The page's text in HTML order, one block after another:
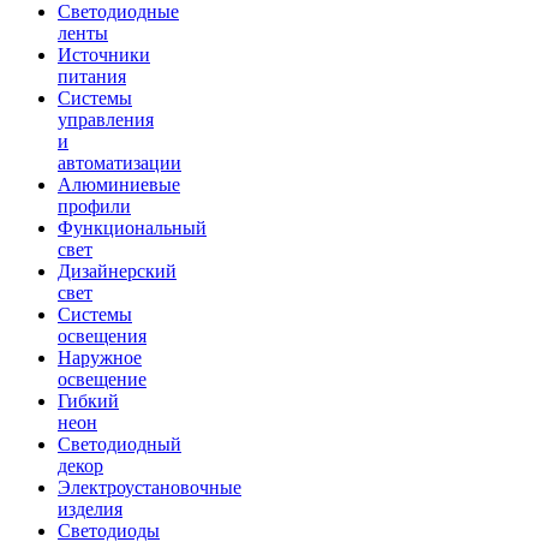
Светодиодные
ленты
Источники
питания
Системы
управления
и
автоматизации
Алюминиевые
профили
Функциональный
свет
Дизайнерский
свет
Системы
освещения
Наружное
освещение
Гибкий
неон
Светодиодный
декор
Электроустановочные
изделия
Светодиоды